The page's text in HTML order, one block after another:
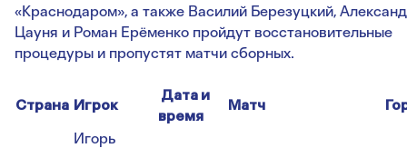
«Краснодаром», а также Василий Березуцкий,
Цауня и Роман Ерёменко пройдут восстановительные
процедуры и пропустят матчи сборных.
Страна Игрок
Дата и
время
Матч
Игорь